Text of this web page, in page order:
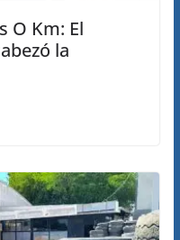
O Km: El
la